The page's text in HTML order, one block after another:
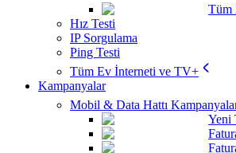
Tüm
Hız Testi
IP Sorgulama
Ping Testi
Tüm Ev İnterneti ve TV+
Kampanyalar
Mobil & Data Hattı
Yeni